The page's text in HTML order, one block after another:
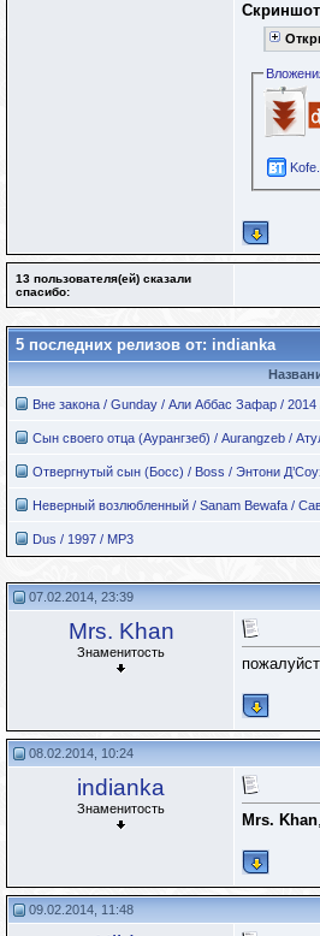
13 пользователя(ей) сказали
cпасибо:
5 последних релизов от: indianka
Вне закона / Gunday / Али Аббас Зафар / 2014 /
Сын своего отца (Аурангзеб) / Aurangzeb /
Отвергнутый сын (Босс) / Boss / Энтони
Неверный возлюбленный / Sanam Bewafa /
Dus / 1997 / MP3
07.02.2014, 23:39
Mrs. Khan
Знаменитость
08.02.2014, 10:24
indianka
Знаменитость
Mrs. Khan
09.02.2014, 11:48